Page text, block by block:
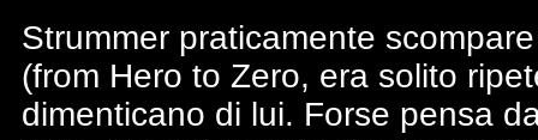
Strummer praticamente
(from Hero to Zero, era solito
dimenticano di lui. Forse pensa